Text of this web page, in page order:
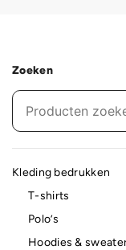
Zoeken
Kleding bedrukken
T-shirts
Polo’s
Hoodies &